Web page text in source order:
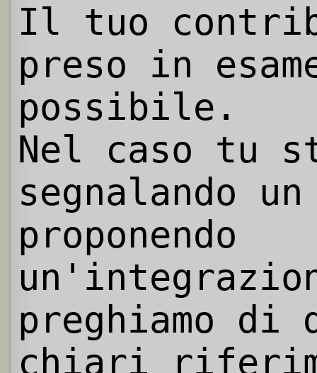
Il tuo
preso in
possibile.
Nel caso tu
segnalando
proponendo
preghiamo
chiari